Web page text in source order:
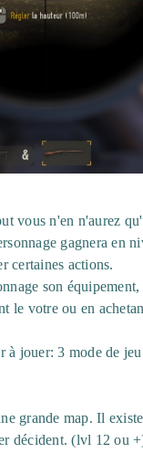
vous n'en n'aurez
gagnera en
certaines actions.
son
le votre ou en
à jouer: 3 mode de
grande map. Il
décident. (lvl 12 ou